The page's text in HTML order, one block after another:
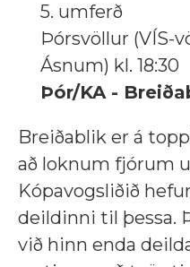
5. umferð
Þórsvöllur (VÍS-
Ásnum) kl. 18:30
Þór/KA -
Breiðablik er á
að loknum fjórum
Kópavogsliðið
deildinni til þessa.
við hinn enda